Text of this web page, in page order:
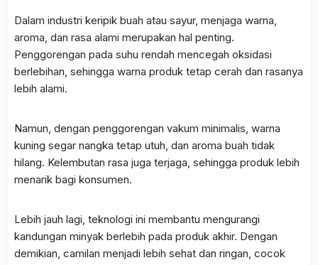
Dalam industri keripik buah atau sayur, menjaga warna,
aroma, dan rasa alami merupakan hal penting.
Penggorengan pada suhu rendah mencegah oksidasi
berlebihan, sehingga warna produk tetap cerah dan rasanya
lebih alami.
Namun, dengan penggorengan vakum minimalis, warna
kuning segar nangka tetap utuh, dan aroma buah tidak
hilang. Kelembutan rasa juga terjaga, sehingga produk lebih
menarik bagi konsumen.
Lebih jauh lagi, teknologi ini membantu mengurangi
kandungan minyak berlebih pada produk akhir. Dengan
demikian, camilan menjadi lebih sehat dan ringan, cocok